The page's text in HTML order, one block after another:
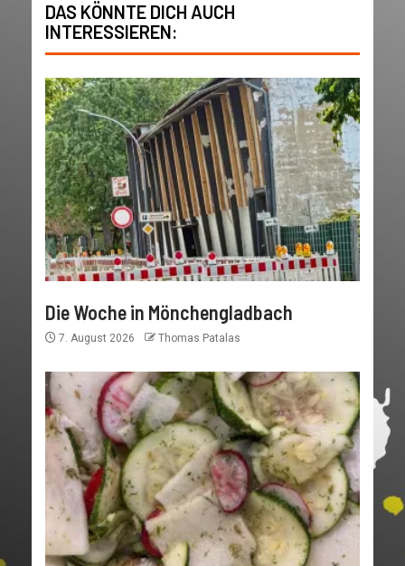
DAS KÖNNTE DICH AUCH
INTERESSIEREN:
Die Woche in Mönchengladbach
7. August 2026 Thomas Patalas